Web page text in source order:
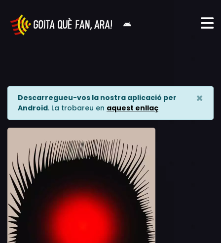
Descarregueu-vos la nostra aplicació per
Android. La trobareu en aquest enllaç
×